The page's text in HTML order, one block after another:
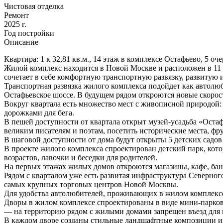
Чистовая отделка
Ремонт
2025 г.
Год постройки
Описание
Квартира: 1 к 32,81 кв.м., 14 этаж в комплексе Остафьево, 5
Жилой комплекс находится в Новой Москве и расположен в
сочетает в себе комфортную транспортную развязку,
Транспортная развязка жилого комплекса подойдет как
Остафьевское шоссе. В будущем рядом откроются новые
Вокруг квартала есть множество мест с живописной
дорожками для бега.
В пешей доступности от квартала открыт музей-усадьба
великим писателям и поэтам, посетить исторические места,
В шаговой доступности от дома будут открыты 5 детских
В проекте жилого комплекса спроектирован детский парк,
возрастов, лавочки и беседки для родителей.
На первых этажах жилых домов откроются магазины, кафе,
Рядом с кварталом уже есть развитая инфраструктура
самых крупных торговых центров Новой Москвы.
Для удобства автолюбителей, проживающих в жилом
Дворы в жилом комплексе спроектированы в виде мини-
— на территорию рядом с жилыми домами запрещен въезд
В каждом дворе созданы стильные ландшафтные композиции